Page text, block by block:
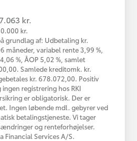
kr.
kr.
grundlag af: Udbetaling kr.
måneder, variabel rente 3,99 %,
%, ÅOP 5,02 %, samlet
Samlede kreditomk. kr.
kr. 678.072,00. Positiv
registrering hos RKI
er obligatorisk. Der er
Ingen løbende mdl. gebyrer ved
betalingstjeneste. Vi tager
og renteforhøjelser.
Financial Services A/S.